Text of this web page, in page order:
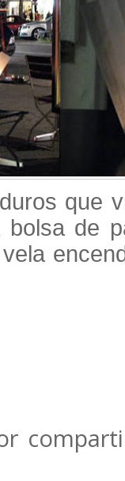
que
de